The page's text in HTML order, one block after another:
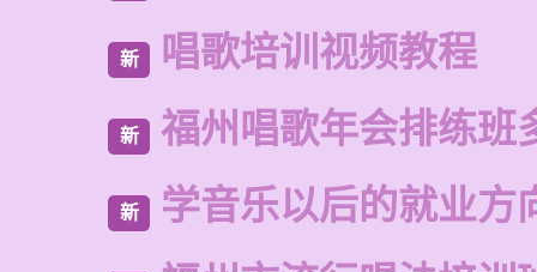
新 唱歌培训视频教程
新 福州唱歌年会排练班
新 学音乐以后的就业方